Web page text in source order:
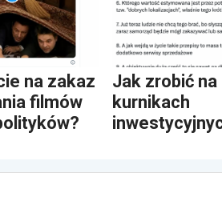
na zakaz
filmów
Jak zrobić na
kurnikach